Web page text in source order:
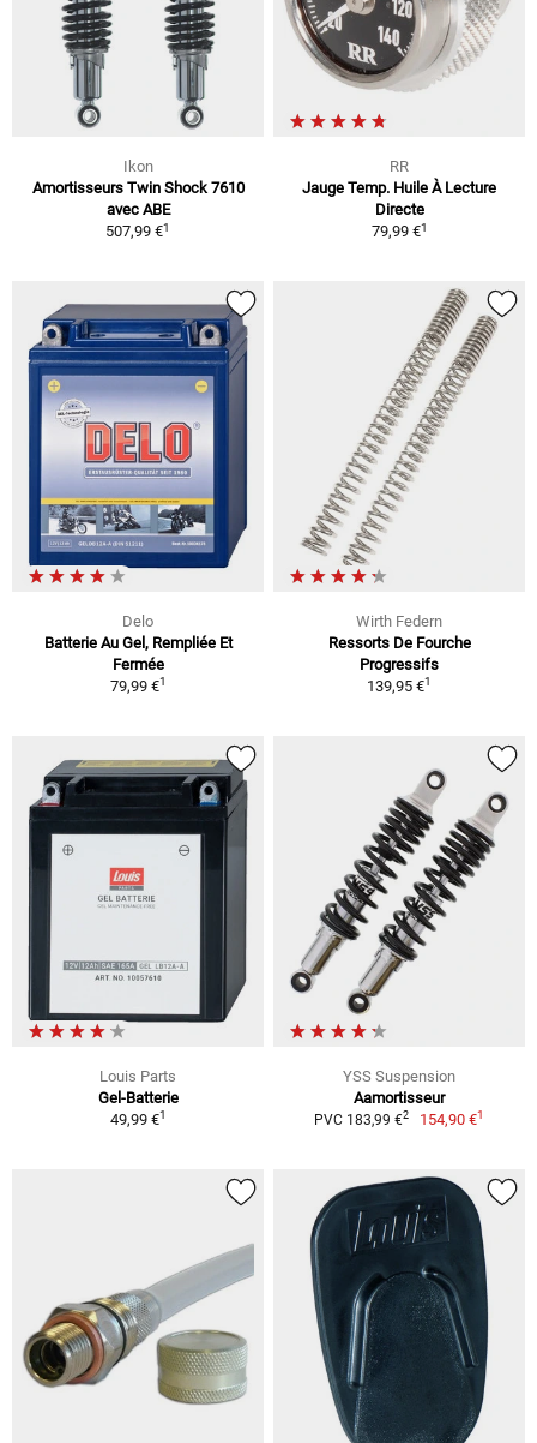
Ikon
Amortisseurs Twin Shock 7610
avec ABE
507,99 €1
RR
Jauge Temp. Huile À Lecture
Directe
79,99 €1
Delo
Batterie Au Gel, Rempliée Et
Fermée
79,99 €1
Wirth Federn
Ressorts De Fourche
Progressifs
139,95 €1
Louis Parts
Gel-Batterie
49,99 €1
YSS Suspension
Aamortisseur
PVC 183,99 €2 154,90 €1